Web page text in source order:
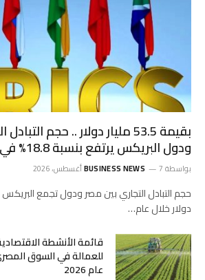
بقيمة 53.5 مليار دولار .. حجم
ودول البريكس يرتفع بنسبة 18.8% في عام 2025
بواسطة BUSINESS NEWS 7 أغسطس، 2026
دولار خلال عام…
قائمة الأنشطة
للعمالة في السوق
عام 2026